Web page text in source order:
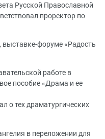
Русской Православной
проректор по
форуме «Радость
работе в
пособие «Драма и ее
о тех драматургических
в переложении для